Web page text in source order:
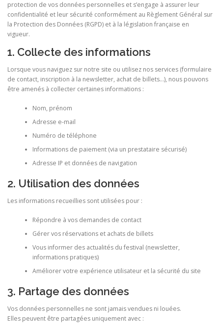
protection de vos données personnelles et s’engage à assurer leur
confidentialité et leur sécurité conformément au Règlement Général sur
la Protection des Données (RGPD) et à la législation française en
vigueur.
1. Collecte des informations
Lorsque vous naviguez sur notre site ou utilisez nos services (formulaire
de contact, inscription à la newsletter, achat de billets…), nous pouvons
être amenés à collecter certaines informations :
Nom, prénom
Adresse e-mail
Numéro de téléphone
Informations de paiement (via un prestataire sécurisé)
Adresse IP et données de navigation
2. Utilisation des données
Les informations recueillies sont utilisées pour :
Répondre à vos demandes de contact
Gérer vos réservations et achats de billets
Vous informer des actualités du festival (newsletter,
informations pratiques)
Améliorer votre expérience utilisateur et la sécurité du site
3. Partage des données
Vos données personnelles ne sont jamais vendues ni louées.
Elles peuvent être partagées uniquement avec :